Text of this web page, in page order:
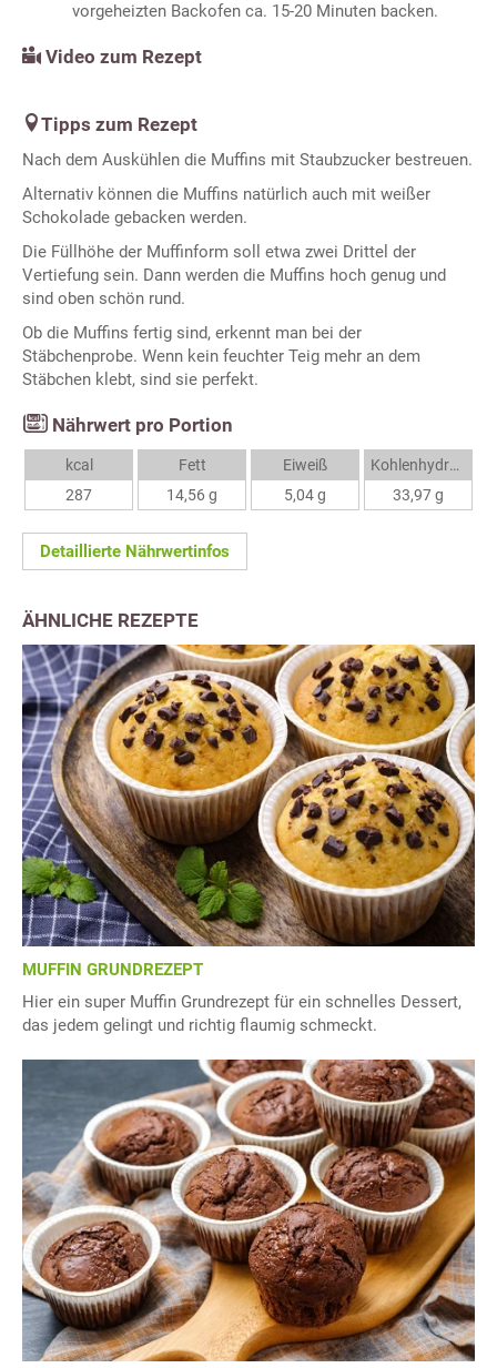
vorgeheizten Backofen ca. 15-20 Minuten backen.
Video zum Rezept
Tipps zum Rezept
Nach dem Auskühlen die Muffins mit Staubzucker bestreuen.
Alternativ können die Muffins natürlich auch mit weißer
Schokolade gebacken werden.
Die Füllhöhe der Muffinform soll etwa zwei Drittel der
Vertiefung sein. Dann werden die Muffins hoch genug und
sind oben schön rund.
Ob die Muffins fertig sind, erkennt man bei der
Stäbchenprobe. Wenn kein feuchter Teig mehr an dem
Stäbchen klebt, sind sie perfekt.
Nährwert pro Portion
kcal
287
Fett
14,56 g
Eiweiß
5,04 g
Kohlenhydrate
33,97 g
Detaillierte Nährwertinfos
ÄHNLICHE REZEPTE
MUFFIN GRUNDREZEPT
Hier ein super Muffin Grundrezept für ein schnelles Dessert,
das jedem gelingt und richtig flaumig schmeckt.